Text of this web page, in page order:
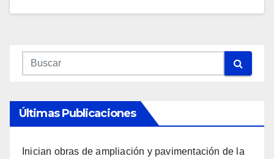
Últimas Publicaciones
Inician obras de ampliación y pavimentación de la